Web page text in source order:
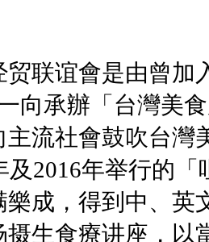
贸联谊會是由曾加
向承辦「台灣美
流社會鼓吹台灣
及2016年举行的
成，得到中、英
摄生食療讲座，以